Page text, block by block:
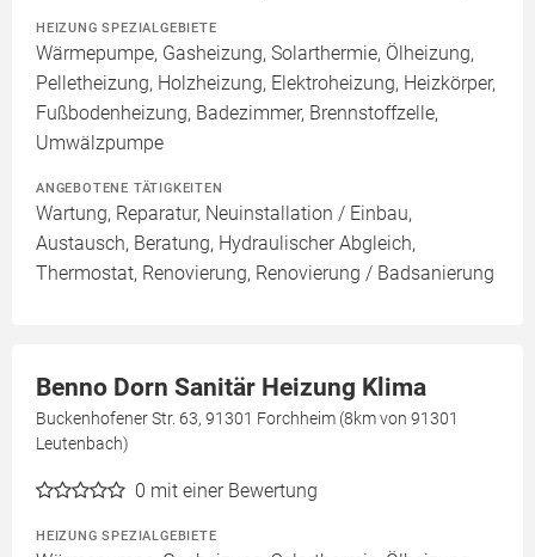
HEIZUNG SPEZIALGEBIETE
Wärmepumpe, Gasheizung, Solarthermie, Ölheizung,
Pelletheizung, Holzheizung, Elektroheizung, Heizkörper,
Fußbodenheizung, Badezimmer, Brennstoffzelle,
Umwälzpumpe
ANGEBOTENE TÄTIGKEITEN
Wartung, Reparatur, Neuinstallation / Einbau,
Austausch, Beratung, Hydraulischer Abgleich,
Thermostat, Renovierung, Renovierung / Badsanierung
Benno Dorn Sanitär Heizung Klima
Buckenhofener Str. 63, 91301 Forchheim (8km von 91301
Leutenbach)
0 mit einer Bewertung
HEIZUNG SPEZIALGEBIETE